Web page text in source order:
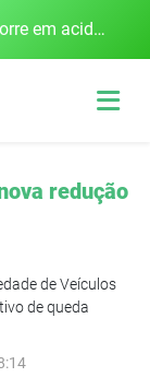
Empresário mantido como refém morre em acidente após assalto em Cerro Largo
redução
de Veículos
de queda